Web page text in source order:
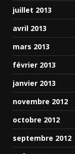
juillet 2013
avril 2013
mars 2013
février 2013
janvier 2013
novembre 2012
octobre 2012
septembre 2012